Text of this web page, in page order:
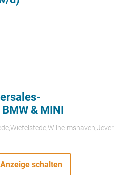
& MINI
Anzeige schalten